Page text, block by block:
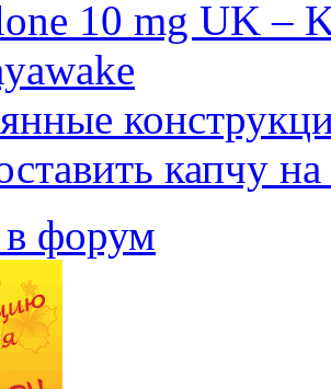
10 mg UK –
капчу
в форум